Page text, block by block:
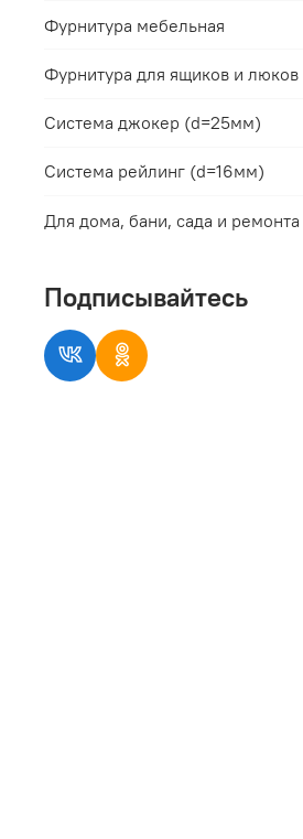
Фурнитура мебельная
Фурнитура для ящиков и люков
Система джокер (d=25мм)
Система рейлинг (d=16мм)
Для дома, бани, сада и ремонта
Подписывайтесь